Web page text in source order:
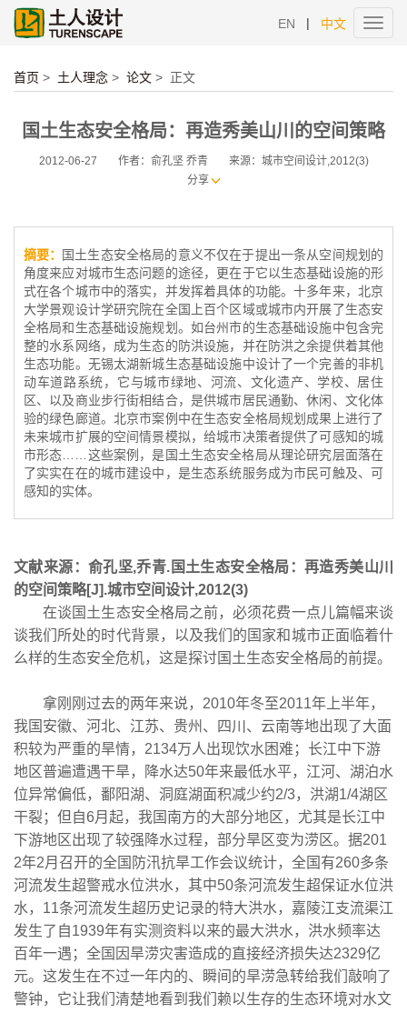
EN | 中文
首页 > 土人理念 > 论文 > 正文
国土生态安全格局：再造秀美山川的空间策略
2012-06-27 作者：俞孔坚 乔青
来源：城市空间设计,2012(3)
分享
摘要：
国土生态安全格局的意义不仅在于提出一条从空间规划的
角度来应对城市生态问题的途径，更在于它以生态基础设施的形
式在各个城市中的落实，并发挥着具体的功能。十多年来，北京
大学景观设计学研究院在全国上百个区域或城市内开展了生态安
全格局和生态基础设施规划。如台州市的生态基础设施中包含完
整的水系网络，成为生态的防洪设施，并在防洪之余提供着其他
生态功能。无锡太湖新城生态基础设施中设计了一个完善的非机
动车道路系统，它与城市绿地、河流、文化遗产、学校、居住
区、以及商业步行街相结合，是供城市居民通勤、休闲、文化体
验的绿色廊道。北京市案例中在生态安全格局规划成果上进行了
未来城市扩展的空间情景模拟，给城市决策者提供了可感知的城
市形态……这些案例，是国土生态安全格局从理论研究层面落在
了实实在在的城市建设中，是生态系统服务成为市民可触及、可
感知的实体。
文献来源：俞孔坚,乔青. 国土生态安全格局：再造秀美山川
的空间策略[J].城市空间设计,2012(3)
在谈国土生态安全格局之前，必须花费一点儿篇幅来谈
谈我们所处的时代背景，以及我们的国家和城市正面临着什
么样的生态安全危机，这是探讨国土生态安全格局的前提。
拿刚刚过去的两年来说，2010年冬至2011年上半年，
我国安徽、河北、江苏、贵州、四川、云南等地出现了大面
积较为严重的旱情，2134万人出现饮水困难；长江中下游
地区普遍遭遇干旱，降水达50年来最低水平，江河、湖泊水
位异常偏低，鄱阳湖、洞庭湖面积减少约2/3，洪湖1/4湖区
干裂；但自6月起，我国南方的大部分地区，尤其是长江中
下游地区出现了较强降水过程，部分旱区变为涝区。据201
2年2月召开的全国防汛抗旱工作会议统计，全国有260多条
河流发生超警戒水位洪水，其中50条河流发生超保证水位洪
水，11条河流发生超历史记录的特大洪水，嘉陵江支流渠江
发生了自1939年有实测资料以来的最大洪水，洪水频率达
百年一遇；全国因旱涝灾害造成的直接经济损失达2329亿
元。这发生在不过一年内的、瞬间的旱涝急转给我们敲响了
警钟，它让我们清楚地看到我们赖以生存的生态环境对水文